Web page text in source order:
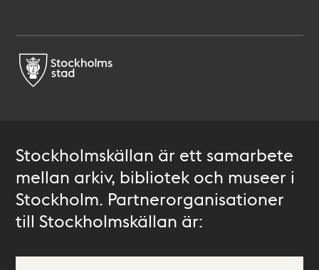
Stockholmskällan är ett samarbete
mellan arkiv, bibliotek och museer i
Stockholm. Partnerorganisationer
till Stockholmskällan är: